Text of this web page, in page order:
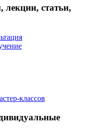
статьи,
классов